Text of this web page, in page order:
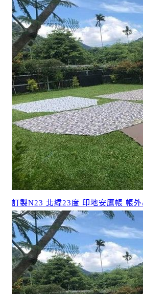
訂製N23 北緯23度 印地安鷹帳 帳